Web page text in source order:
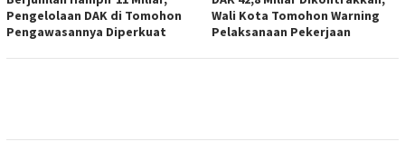
Pengelolaan DAK di Tomohon
Pengawasannya Diperkuat
Wali Kota Tomohon Warning
Pelaksanaan Pekerjaan